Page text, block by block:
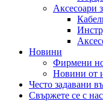
Аксесоари
Новини
Фирмени
Новини от
Често задавани
Свържете се с нас